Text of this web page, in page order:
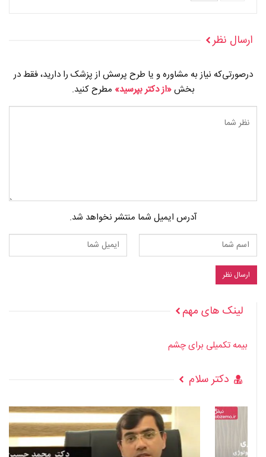
ارسال نظر
درصورتی‌که نیاز به مشاوره و یا طرح پرسش از پزشک را دارید، فقط در
بخش«از دکتر بپرسید» مطرح کنید.
آدرس ایمیل شما منتشر نخواهد شد.
لینک های مهم
بیمه تکمیلی برای چشم
دکتر سلام